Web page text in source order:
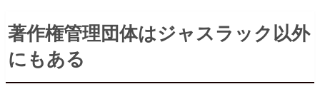
著作権管理団体はジャスラック以外
にもある